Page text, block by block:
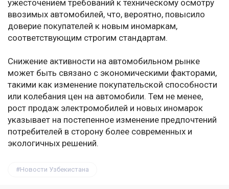
ужесточением требований к техническому осмотру
ввозимых автомобилей, что, вероятно, повысило
доверие покупателей к новым иномаркам,
соответствующим строгим стандартам.
Снижение активности на автомобильном рынке
может быть связано с экономическими факторами,
такими как изменение покупательской способности
или колебания цен на автомобили. Тем не менее,
рост продаж электромобилей и новых иномарок
указывает на постепенное изменение предпочтений
потребителей в сторону более современных и
экологичных решений.
Новости Узбекистана